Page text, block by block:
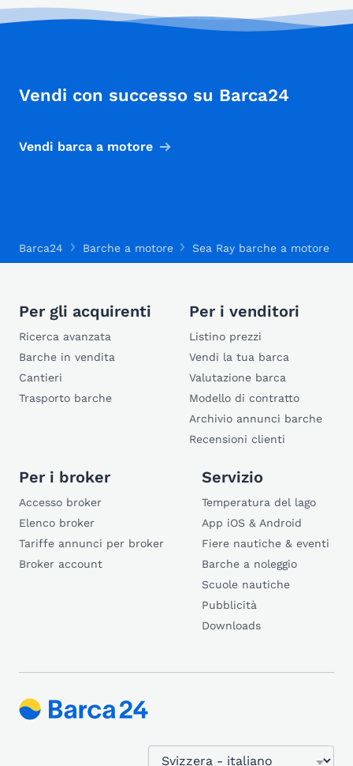
Vendi con successo su Barca24
Vendi barca a motore
Barca24 Barche a motore Sea Ray barche a motore
Per gli acquirenti
Ricerca avanzata
Barche in vendita
Cantieri
Trasporto barche
Per i venditori
Listino prezzi
Vendi la tua barca
Valutazione barca
Modello di contratto
Archivio annunci barche
Recensioni clienti
Per i broker
Accesso broker
Elenco broker
Tariffe annunci per broker
Broker account
Servizio
Temperatura del lago
App iOS & Android
Fiere nautiche & eventi
Barche a noleggio
Scuole nautiche
Pubblicità
Downloads